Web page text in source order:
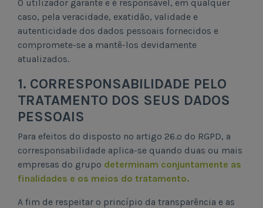
O utilizador garante e é responsável, em qualquer
caso, pela veracidade, exatidão, validade e
autenticidade dos dados pessoais fornecidos e
compromete-se a mantê-los devidamente
atualizados.
1. CORRESPONSABILIDADE PELO
TRATAMENTO DOS SEUS DADOS
PESSOAIS
Para efeitos do disposto no artigo 26.º do RGPD, a
corresponsabilidade aplica-se quando duas ou mais
empresas do grupo determinam conjuntamente as
finalidades e os meios do tratamento.
A fim de respeitar o princípio da transparência e as